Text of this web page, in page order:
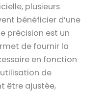
plusieurs
bénéficier d’une
précision est un
de fournir la
en fonction
de
être ajustée,